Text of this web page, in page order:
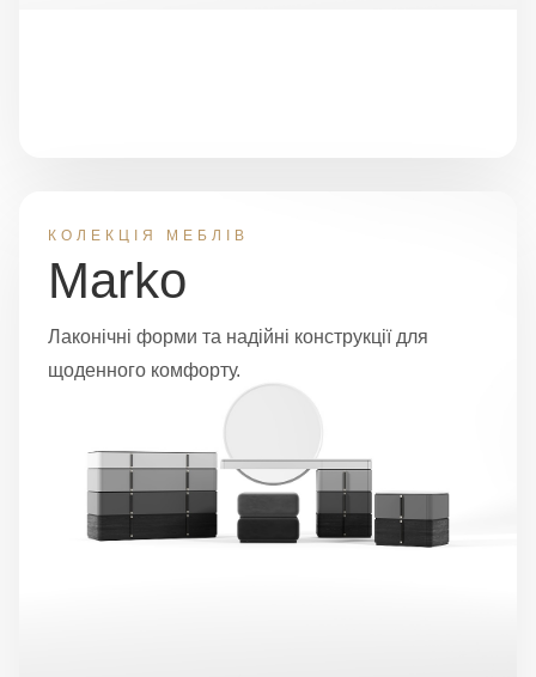
КОЛЕКЦІЯ МЕБЛІВ
Marko
Лаконічні форми та надійні конструкції для
щоденного комфорту.